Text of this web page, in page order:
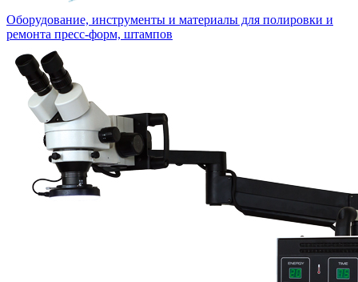
Оборудование, инструменты и материалы для полировки и
ремонта пресс-форм, штампов